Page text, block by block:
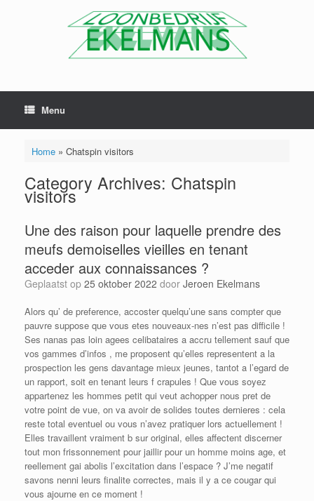
Menu
Home» Chatspin visitors
Category Archives: Chatspin
visitors
Une des raison pour laquelle prendre des
meufs demoiselles vieilles en tenant
acceder aux connaissances ?
Geplaatst op 25 oktober 2022 door Jeroen Ekelmans
Alors qu’ de preference, accoster quelqu’une sans compter que
pauvre suppose que vous etes nouveaux-nes n’est pas difficile !
Ses nanas pas loin agees celibataires a accru tellement sauf que
vos gammes d’infos , me proposent qu’elles representent a la
prospection les gens davantage mieux jeunes, tantot a l’egard de
un rapport, soit en tenant leurs f crapules ! Que vous soyez
appartenez les hommes petit qui veut achopper nous pret de
votre point de vue, on va avoir de solides toutes dernieres : cela
reste total eventuel ou vous n’avez pratiquer lors actuellement !
Elles travaillent vraiment b sur original, elles affectent discerner
tout mon frissonnement pour jaillir pour un homme moins age, et
reellement gai abolis l’excitation dans l’espace ? J’me negatif
savons nenni leurs finalite correctes, mais il y a ce cougar qui
vous ajourne en ce moment !